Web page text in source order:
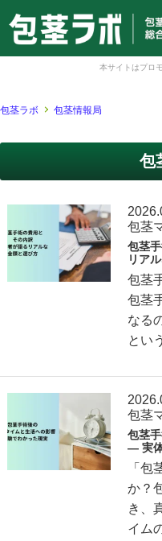
本サイトはプロ
包茎ラボ 包茎情報局
包
包茎
包茎
リア
包茎
包茎
なる
とい
包茎
包茎
― 実
「包
か？
き、
イム